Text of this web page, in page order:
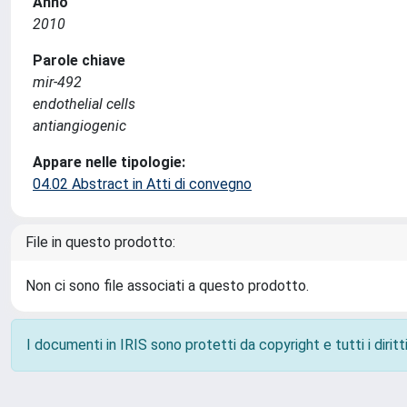
2010
Parole chiave
mir-492
endothelial cells
antiangiogenic
Appare nelle tipologie:
04.02 Abstract in Atti di convegno
File in questo prodotto:
Non ci sono file associati a questo prodotto.
I documenti in IRIS sono protetti da copyright e tutti i